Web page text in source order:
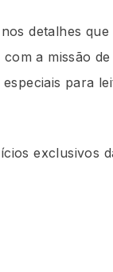
detalhes que
a missão
para
exclusivos